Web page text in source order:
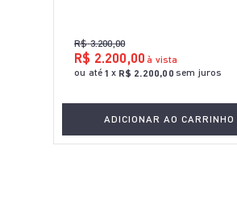
R$ 3.200,00
R$ 2.200,00 à vista
ou até 1 x R$ 2.200,00 sem juros
ADICIONAR AO CARRINHO